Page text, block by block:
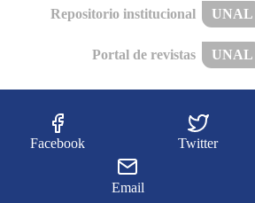
Repositorio institucional UNAL
Portal de revistas UNAL
Facebook Twitter
Email